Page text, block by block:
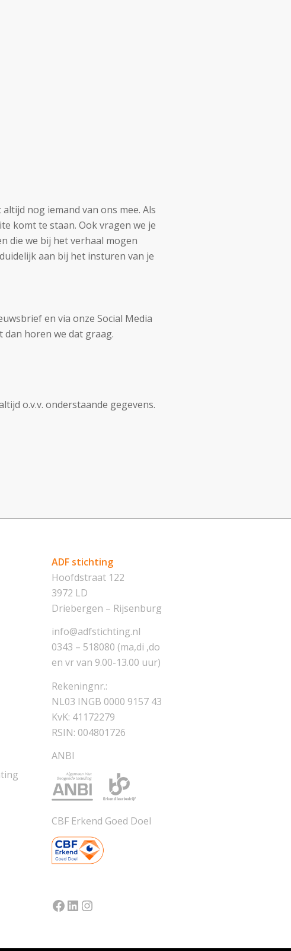
nog iemand van ons mee. Als
komt te staan. Ook vragen we je
die we bij het verhaal mogen
aan bij het insturen van je
en via onze Social Media
dan horen we dat graag.
o.v.v. onderstaande gegevens.
ADF stichting
Hoofdstraat 122
3972 LD
Driebergen – Rijsenburg
info@adfstichting.nl
0343 – 518080 (ma,di ,do
en vr van 9.00-13.00 uur)
Rekeningnr.:
NL03 INGB 0000 9157 43
KvK: 41172279
RSIN: 004801726
ANBI
CBF Erkend Goed Doel
Facebook
LinkedIn
Instagram